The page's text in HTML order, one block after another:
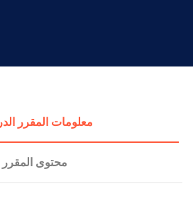
معلومات المقرر
محتوى المقرر